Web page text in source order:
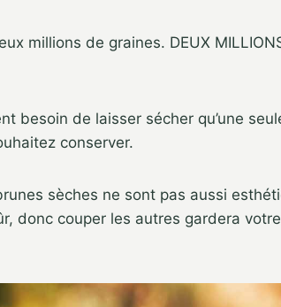
millions de graines. DEUX
besoin de laisser sécher qu’une
conserver.
sèches ne sont pas aussi
donc couper les autres gardera